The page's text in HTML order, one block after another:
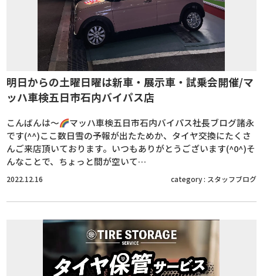
明日からの土曜日曜は新車・展示車・試乗会開催/マ
ッハ車検五日市石内バイパス店
こんばんは～
マッハ車検五日市石内バイパス社長ブログ諸永
です(^^)ここ数日雪の予報が出たためか、タイヤ交換にたくさ
んご来店頂いております。いつもありがとうございます(^0^)そ
んなことで、ちょっと間が空いて…
2022.12.16 category : スタッフブログ